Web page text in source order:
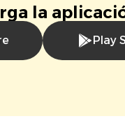
la
Play